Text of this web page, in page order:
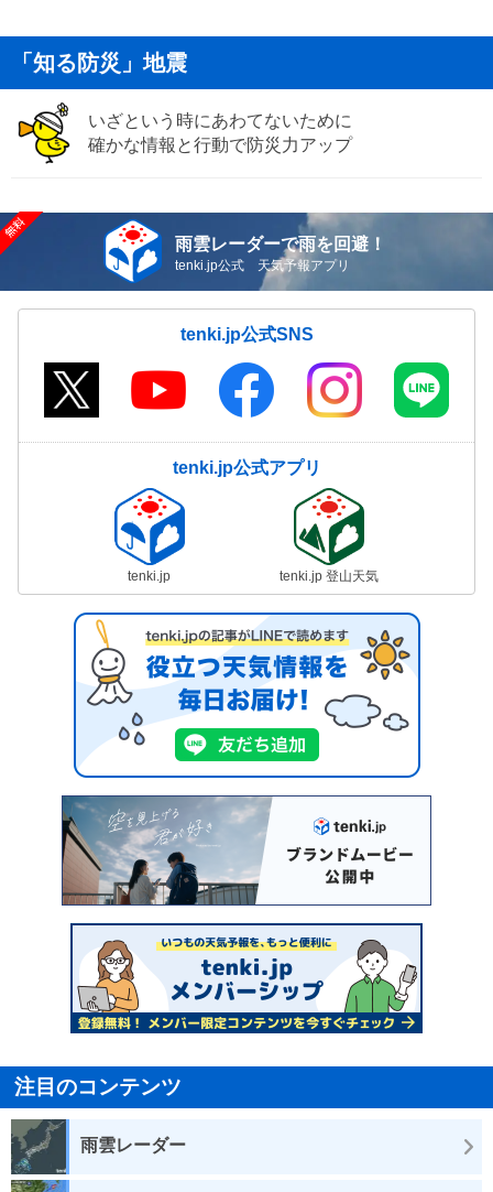
「知る防災」地震
いざという時にあわてないために
確かな情報と行動で防災力アップ
雨雲レーダーで雨を回避！
tenki.jp公式 天気予報アプリ
tenki.jp公式SNS
tenki.jp公式アプリ
tenki.jp tenki.jp 登山天気
注目のコンテンツ
雨雲レーダー